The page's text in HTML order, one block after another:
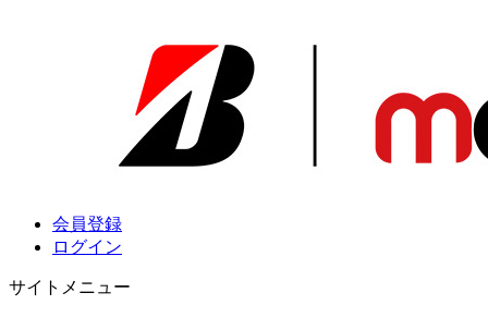
会員登録
ログイン
サイトメニュー